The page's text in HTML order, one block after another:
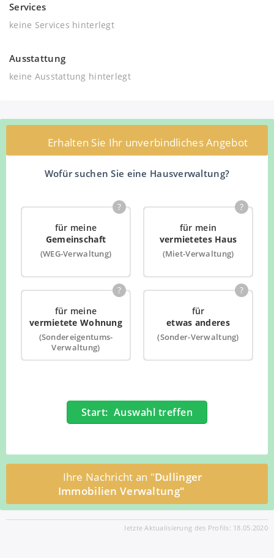
Services
keine Services hinterlegt
Ausstattung
keine Ausstattung hinterlegt
Erhalten Sie Ihr unverbindliches Angebot
Wofür suchen Sie eine Hausverwaltung?
für meine
Gemeinschaft
(WEG-Verwaltung)
?
für mein
vermietetes Haus
(Miet-Verwaltung)
?
für meine
vermietete Wohnung
(Sondereigentums-
Verwaltung)
?
für
etwas anderes
(Sonder-Verwaltung)
?
Start: Auswahl treffen
Ihre Nachricht an "Dullinger
Immobilien Verwaltung"
letzte Aktualisierung des Profils: 18.05.2020